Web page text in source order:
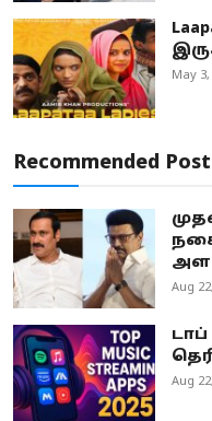
May 3,
Recommended
Aug
Aug